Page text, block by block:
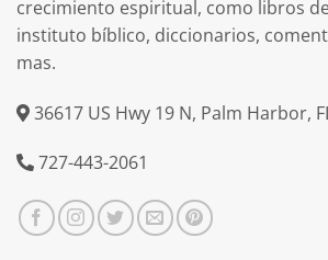
crecimiento espiritual, como libros
instituto bíblico, diccionarios,
mas.
36617 US Hwy 19 N, Palm Harbor,
727-443-2061